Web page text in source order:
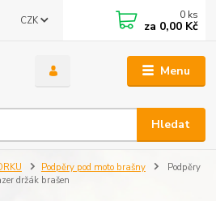
Menu
CZK
Hledat
0 ks
za 0,00 Kč
Podpěry pod moto brašny
Podpěry
držák brašen